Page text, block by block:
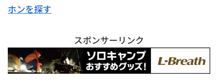
ホンを探す
スポンサーリンク